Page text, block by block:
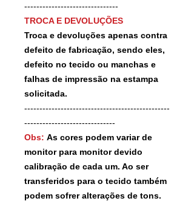
-------------------------------
TROCA E DEVOLUÇÕES
Troca e devoluções apenas contra
defeito de fabricação, sendo eles,
defeito no tecido ou manchas e
falhas de impressão na estampa
solicitada.
------------------------------------------------
------------------------------
Obs: As cores podem variar de
monitor para monitor devido
calibração de cada um. Ao ser
transferidos para o tecido também
podem sofrer alterações de tons.